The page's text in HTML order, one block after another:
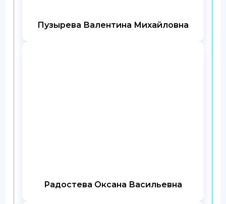
Пузырева Валентина Михайловна
Радостева Оксана Васильевна